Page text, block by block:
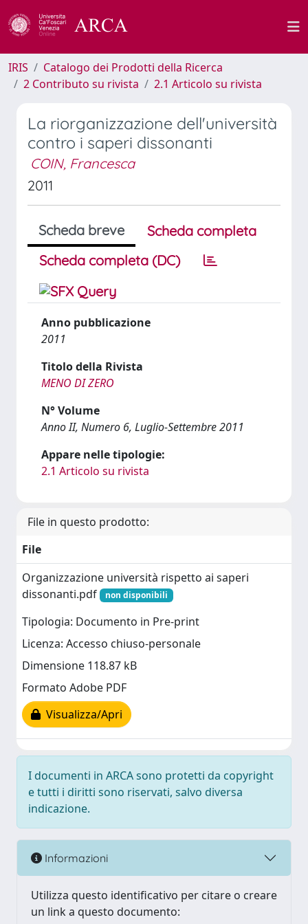
IRIS
Catalogo dei Prodotti della Ricerca
2 Contributo su rivista
2.1 Articolo su rivista
La riorganizzazione dell'università
contro i saperi dissonanti
COIN, Francesca
2011
Scheda breve
Scheda completa
Scheda completa (DC)
Anno pubblicazione
2011
Titolo della Rivista
MENO DI ZERO
N° Volume
Anno II, Numero 6, Luglio-Settembre 2011
Appare nelle tipologie:
2.1 Articolo su rivista
File in questo prodotto:
File
Organizzazione università rispetto ai saperi
dissonanti.pdf
non disponibili
Tipologia: Documento in Pre-print
Licenza: Accesso chiuso-personale
Dimensione 118.87 kB
Formato Adobe PDF
Visualizza/Apri
I documenti in ARCA sono protetti da copyright
e tutti i diritti sono riservati, salvo diversa
indicazione.
Informazioni
Utilizza questo identificativo per citare o creare
un link a questo documento: